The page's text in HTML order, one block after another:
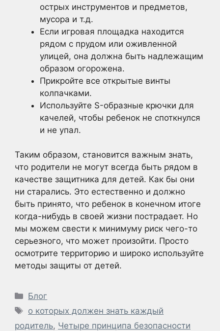
острых инструментов и предметов,
мусора и т.д.
Если игровая площадка находится
рядом с прудом или оживленной
улицей, она должна быть надлежащим
образом огорожена.
Прикройте все открытые винты
колпачками.
Используйте S-образные крючки для
качелей, чтобы ребенок не споткнулся
и не упал.
Таким образом, становится важным знать,
что родители не могут всегда быть рядом в
качестве защитника для детей. Как бы они
ни старались. Это естественно и должно
быть принято, что ребенок в конечном итоге
когда-нибудь в своей жизни пострадает. Но
мы можем свести к минимуму риск чего-то
серьезного, что может произойти. Просто
осмотрите территорию и широко используйте
методы защиты от детей.
Рубрики
Блог
Метки
о которых должен знать каждый
родитель, Четыре принципа безопасности